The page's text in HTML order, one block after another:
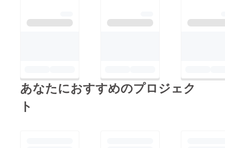
澤
あなたにおすすめのプロジェク
ト